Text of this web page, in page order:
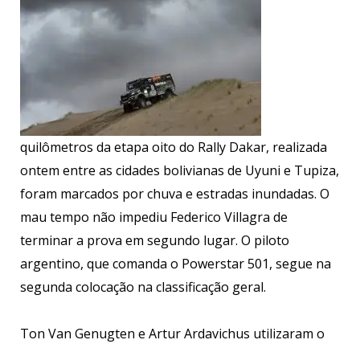
quilômetros da etapa oito do Rally Dakar, realizada
ontem entre as cidades bolivianas de Uyuni e Tupiza,
foram marcados por chuva e estradas inundadas. O
mau tempo não impediu Federico Villagra de
terminar a prova em segundo lugar. O piloto
argentino, que comanda o Powerstar 501, segue na
segunda colocação na classificação geral.
Ton Van Genugten e Artur Ardavichus utilizaram o